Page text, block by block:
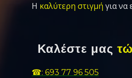
Η καλύτερη στιγμή για να
Καλέστε μας
☎: 693 77 96 505